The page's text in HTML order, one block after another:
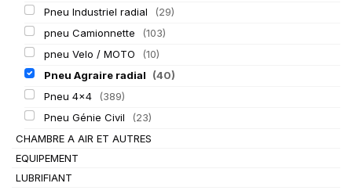
Pneu Industriel radial
(29)
pneu Camionnette
(103)
pneu Velo / MOTO
(10)
Pneu Agraire radial
(40)
Pneu 4x4
(389)
Pneu Génie Civil
(23)
CHAMBRE A AIR ET AUTRES
EQUIPEMENT
LUBRIFIANT